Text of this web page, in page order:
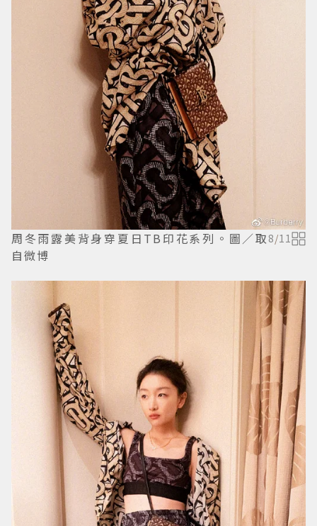
周冬雨露美背身穿夏日TB印花系列。圖／取
自微博
8/11